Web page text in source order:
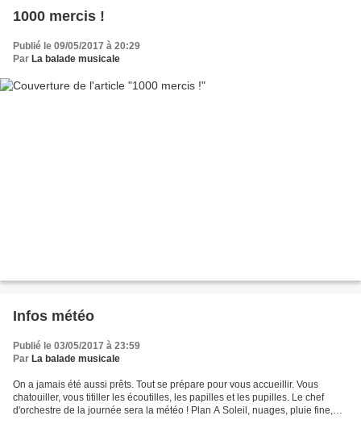
1000 mercis !
Publié le 09/05/2017 à 20:29
Par La balade musicale
Infos météo
Publié le 03/05/2017 à 23:59
Par La balade musicale
On a jamais été aussi prêts. Tout se prépare pour vous accueillir. Vous
chatouiller, vous titiller les écoutilles, les papilles et les pupilles. Le chef
d'orchestre de la journée sera la météo ! Plan A Soleil, nuages, pluie fine,